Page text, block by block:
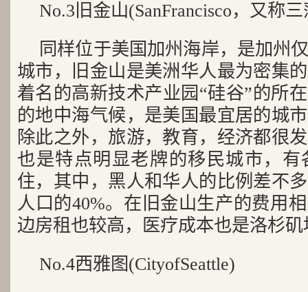
No.3旧金山(SanFrancisco，又称
同样位于美国加州海岸，是加州
城市，旧金山是美洲华人最为密集
着名的高新技术产业园“硅谷”的所
的地中海气候，是美国最宜居的城
除此之外，旅游，教育，经济都很
也是特点明显老牌的移民城市，
住，其中，黑人和华人的比例差不
人口的40%。在旧金山生产的费用
边房租也较高，医疗成本也是洛杉矶
No.4西雅图(CityofSeattle)